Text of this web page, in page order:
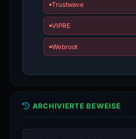
Trustwave
VIPRE
Webroot
ARCHIVIERTE BEWEISE